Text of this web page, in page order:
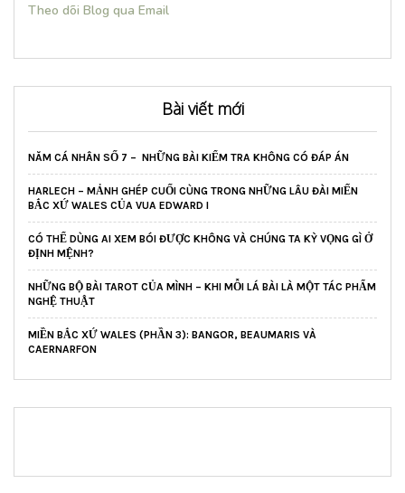
Theo dõi Blog qua Email
Bài viết mới
NĂM CÁ NHÂN SỐ 7 – NHỮNG BÀI KIỂM TRA KHÔNG CÓ ĐÁP ÁN
HARLECH – MẢNH GHÉP CUỐI CÙNG TRONG NHỮNG LÂU ĐÀI MIẾN
BẮC XỨ WALES CỦA VUA EDWARD I
CÓ THỂ DÙNG AI XEM BÓI ĐƯỢC KHÔNG VÀ CHÚNG TA KỲ VỌNG GÌ Ở
ĐỊNH MỆNH?
NHỮNG BỘ BÀI TAROT CỦA MÌNH – KHI MỖI LÁ BÀI LÀ MỘT TÁC PHẨM
NGHỆ THUẬT
MIỀN BẮC XỨ WALES (PHẦN 3): BANGOR, BEAUMARIS VÀ
CAERNARFON